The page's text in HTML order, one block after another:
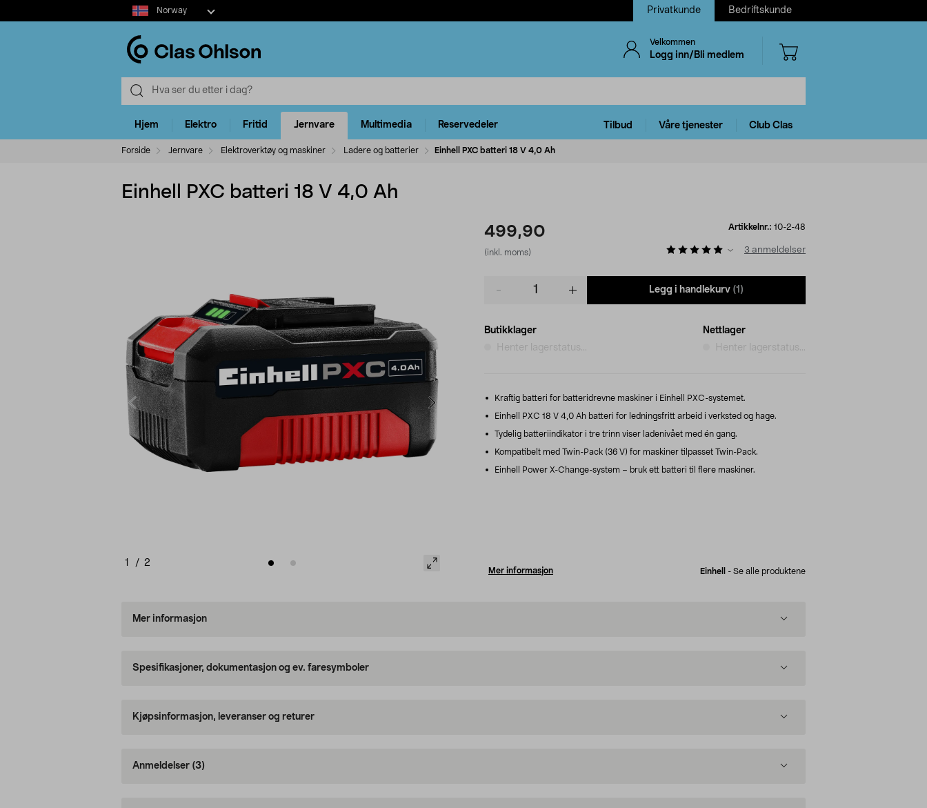
Select
market
Norway Privatkunde Bedriftskunde
Velkommen
Logg inn/Bli medlem
Hjem Elektro Fritid Jernvare Multimedia Reservedeler Tilbud Våre tjenester Club Clas
Forside Jernvare Elektroverktøy og maskiner Ladere og batterier Einhell PXC batteri 18 V 4,0 Ah
Einhell PXC batteri 18 V 4,0 Ah
1 / 2
499,90
(inkl. moms)
Artikkelnr.: 10-2-48
3 anmeldelser
Legg i handlekurv (1)
Butikklager
Henter lagerstatus...
Nettlager
Henter lagerstatus...
Kraftig batteri for batteridrevne maskiner i Einhell PXC-systemet.
Einhell PXC 18 V 4,0 Ah batteri for ledningsfritt arbeid i verksted og hage.
Tydelig batteriindikator i tre trinn viser ladenivået med én gang.
Kompatibelt med Twin-Pack (36 V) for maskiner tilpasset Twin-Pack.
Einhell Power X-Change-system – bruk ett batteri til flere maskiner.
Mer informasjon Einhell - Se alle produktene
Mer informasjon
Spesifikasjoner, dokumentasjon og ev. faresymboler
Kjøpsinformasjon, leveranser og returer
Anmeldelser (3)